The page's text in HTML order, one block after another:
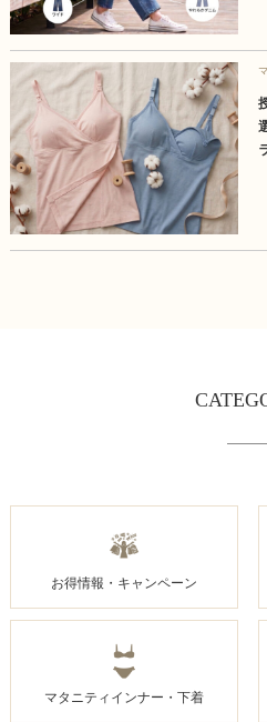
お得情報・キャンペーン
マタニティインナー・下着